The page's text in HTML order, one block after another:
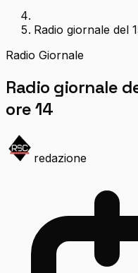
Radio giornale del
Radio Giornale
Radio giornale
ore 14
redazione